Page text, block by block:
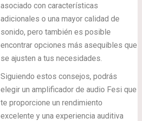
asociado con características
adicionales o una mayor calidad de
sonido, pero también es posible
encontrar opciones más asequibles que
se ajusten a tus necesidades.
Siguiendo estos consejos, podrás
elegir un amplificador de audio Fesi que
te proporcione un rendimiento
excelente y una experiencia auditiva